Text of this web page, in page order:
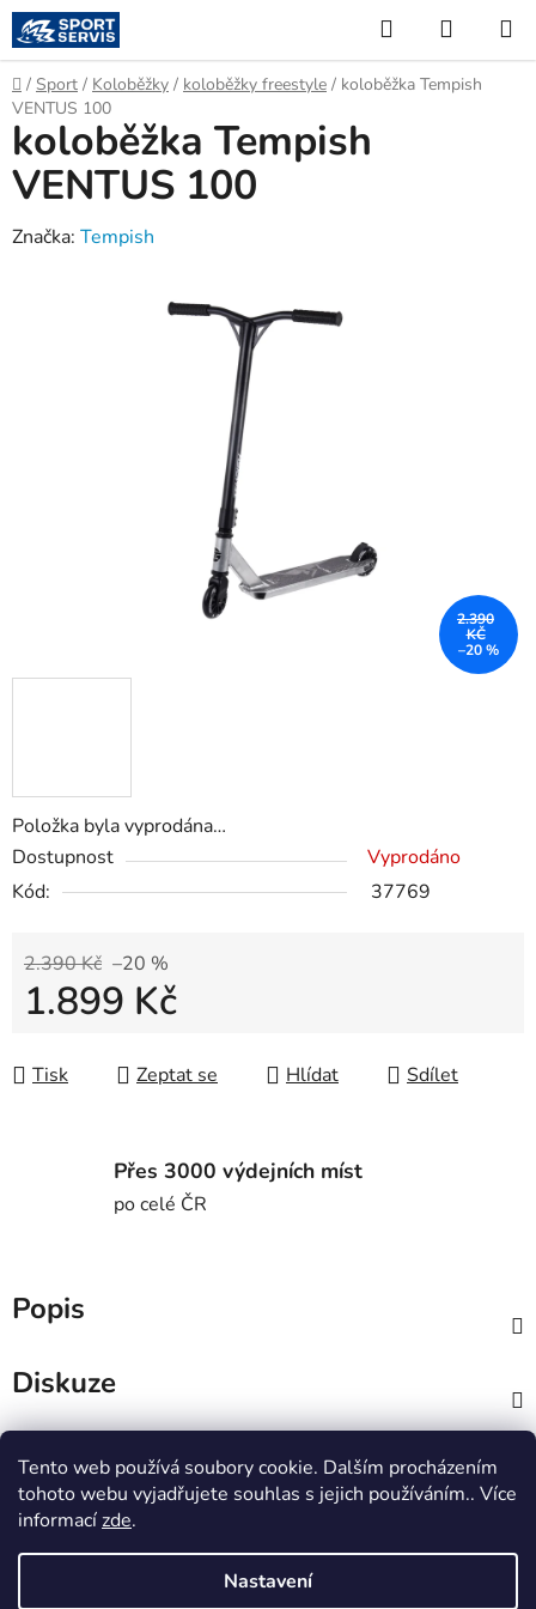
Tento web používá soubory cookie. Dalším procházením
tohoto webu vyjadřujete souhlas s jejich používáním.. Více
informacízde.
Nastavení
Přejít
na
obsah
Hledat
KOŠÍK
Domů
/ Sport / Koloběžky / koloběžky freestyle / koloběžka Tempish
VENTUS 100
Položka byla vyprodána…
Dostupnost
Vyprodáno
Kód:
37769
2.390 Kč –20 %
1.899 Kč
Tisk
Zeptat se Hlídat Sdílet
koloběžka Tempish
VENTUS 100
Značka: Tempish
2.390
KČ
–20 %
Přes 3000 výdejních míst
po celé ČR
Popis
Diskuze
Z
MTWorkout Fitness prcek
Centrum environmentální výchovy Stolístek
Vytvořil Shoptet